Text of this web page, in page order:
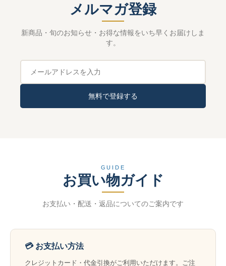
メルマガ登録
新商品・旬のお知らせ・お得な情報をいち早くお届けしま
す。
無料で登録する
GUIDE
お買い物ガイド
お支払い・配送・返品についてのご案内です
💳 お支払い方法
クレジットカード・代金引換がご利用いただけます。ご注